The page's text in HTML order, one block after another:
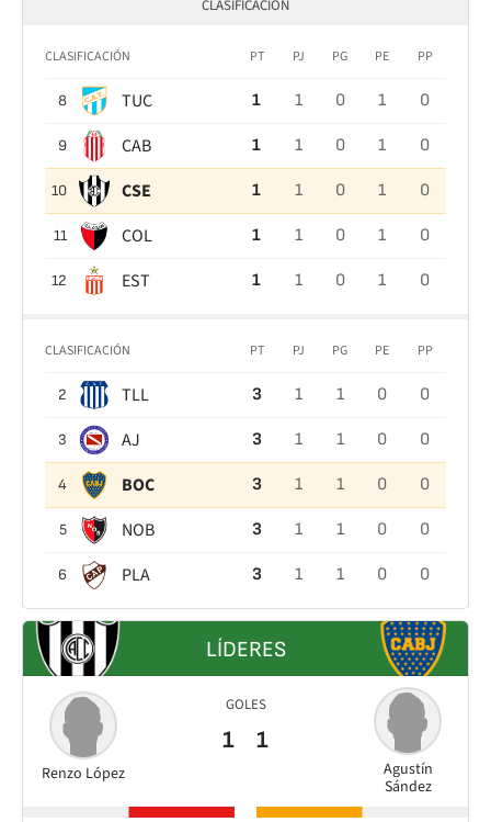
CLASIFICACIÓN
CLASIFICACIÓN PT PJ PG PE PP
8 TUC 1 1 0 1 0
9 CAB 1 1 0 1 0
10 CSE 1 1 0 1 0
11 COL 1 1 0 1 0
12 EST 1 1 0 1 0
CLASIFICACIÓN PT PJ PG PE PP
2 TLL 3 1 1 0 0
3 AJ 3 1 1 0 0
4 BOC 3 1 1 0 0
5 NOB 3 1 1 0 0
6 PLA 3 1 1 0 0
LÍDERES
GOLES
Renzo López
1
Agustín
Sández
1